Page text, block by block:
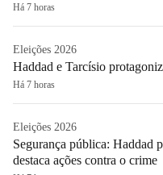
Há 7 horas
Eleições 2026
Haddad e Tarcísio
Há 7 horas
Eleições 2026
Segurança pública: Haddad
destaca ações contra o crime